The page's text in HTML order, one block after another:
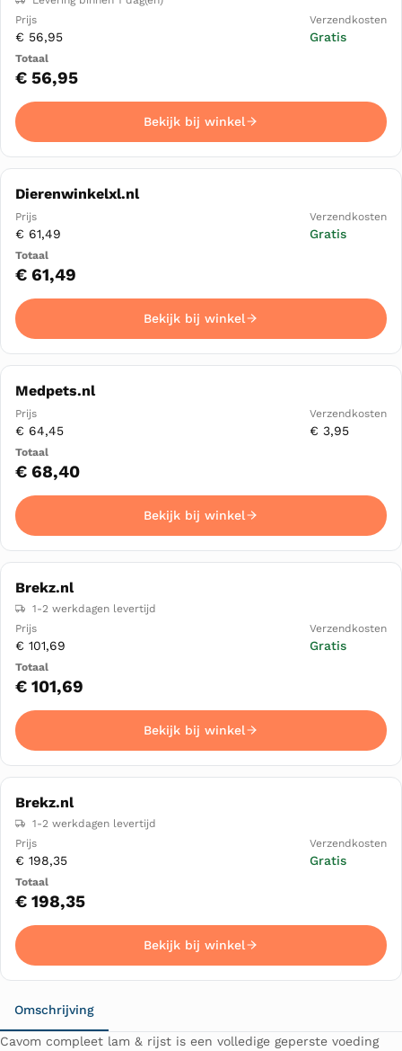
€ 56,95 Gratis
€ 56,95
Bekijk bij winkel
Dierenwinkelxl.nl
€ 61,49 Gratis
€ 61,49
Bekijk bij winkel
Medpets.nl
€ 64,45 € 3,95
€ 68,40
Bekijk bij winkel
Brekz.nl
1-2 werkdagen levertijd
€ 101,69 Gratis
€ 101,69
Bekijk bij winkel
Brekz.nl
1-2 werkdagen levertijd
€ 198,35 Gratis
€ 198,35
Bekijk bij winkel
Omschrijving
Cavom compleet lam & rijst is een volledige geperste voeding